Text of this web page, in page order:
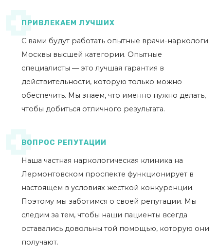
ПРИВЛЕКАЕМ ЛУЧШИХ
С вами будут работать опытные врачи-наркологи
Москвы высшей категории. Опытные
специалисты — это лучшая гарантия в
действительности, которую только можно
обеспечить. Мы знаем, что именно нужно делать,
чтобы добиться отличного результата.
ВОПРОС РЕПУТАЦИИ
Наша частная наркологическая клиника на
Лермонтовском проспекте функционирует в
настоящем в условиях жёсткой конкуренции.
Поэтому мы заботимся о своей репутации. Мы
следим за тем, чтобы наши пациенты всегда
оставались довольны той помощью, которую они
получают.